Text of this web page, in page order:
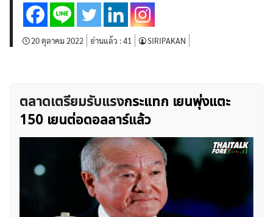
สินค้าโภคภัณฑ์
โบรกเกอร์ FX
โปรโมชั่น Forex
กองทุน Forex
ฟรี EA
20 ตุลาคม 2022 อ่านแล้ว :41 SIRIPAKAN
ตลาดเตรียมรับแรงกระแทก เยนพุ่งแตะ
150 เยนต่อดอลลาร์แล้ว